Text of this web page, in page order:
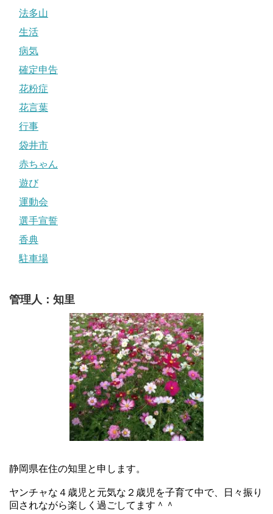
法多山
生活
病気
確定申告
花粉症
花言葉
行事
袋井市
赤ちゃん
遊び
運動会
選手宣誓
香典
駐車場
管理人：知里
静岡県在住の知里と申します。
ヤンチャな４歳児と元気な２歳児を子育て中で、日々振り
回されながら楽しく過ごしてます＾＾